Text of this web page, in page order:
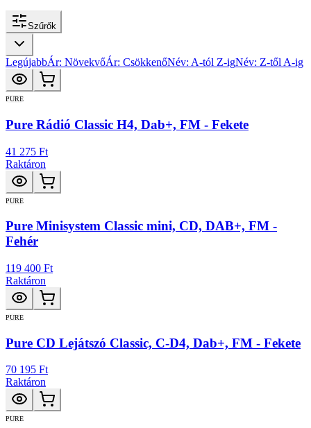
Szűrők
LegújabbÁr: NövekvőÁr: CsökkenőNév: A-tól Z-igNév: Z-től A-ig
PURE
Pure Rádió Classic H4, Dab+, FM - Fekete
41 275 Ft
Raktáron
PURE
Pure Minisystem Classic mini, CD, DAB+, FM -
Fehér
119 400 Ft
Raktáron
PURE
Pure CD Lejátszó Classic, C-D4, Dab+, FM - Fekete
70 195 Ft
Raktáron
PURE